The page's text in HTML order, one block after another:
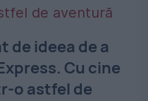
de ideea de a
Cu cine
o astfel de